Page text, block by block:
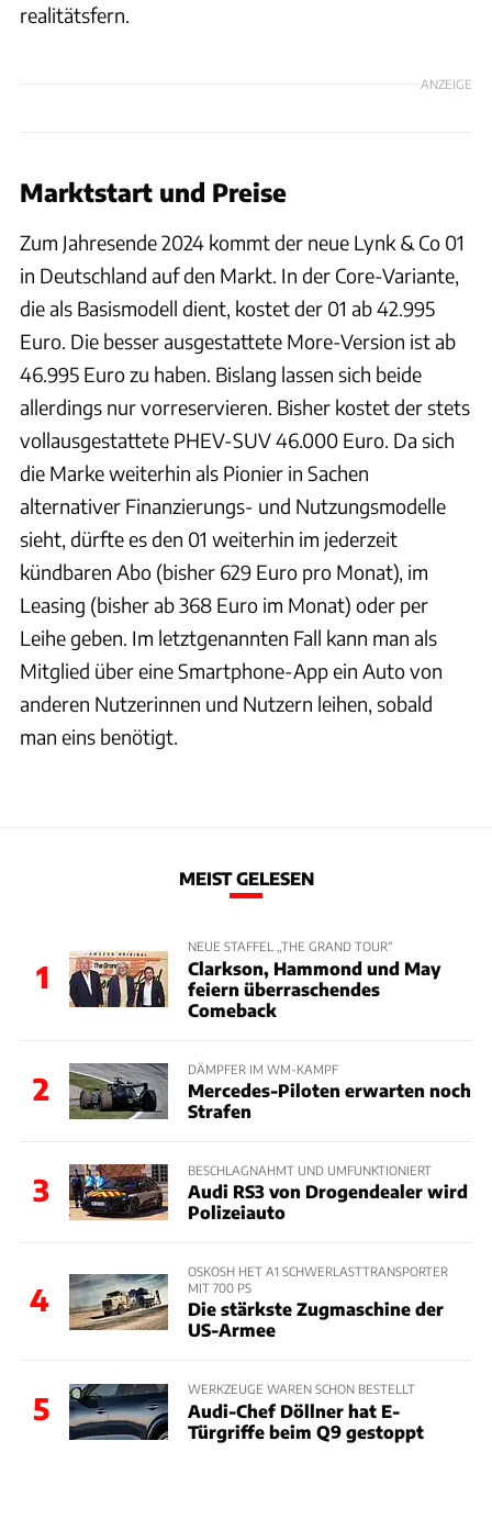
realitätsfern.
ANZEIGE
Marktstart und Preise
Zum Jahresende 2024 kommt der neue Lynk & Co 01
in Deutschland auf den Markt. In der Core-Variante,
die als Basismodell dient, kostet der 01 ab 42.995
Euro. Die besser ausgestattete More-Version ist ab
46.995 Euro zu haben. Bislang lassen sich beide
allerdings nur vorreservieren. Bisher kostet der stets
vollausgestattete PHEV-SUV 46.000 Euro. Da sich
die Marke weiterhin als Pionier in Sachen
alternativer Finanzierungs- und Nutzungsmodelle
sieht, dürfte es den 01 weiterhin im jederzeit
kündbaren Abo (bisher 629 Euro pro Monat), im
Leasing (bisher ab 368 Euro im Monat) oder per
Leihe geben. Im letztgenannten Fall kann man als
Mitglied über eine Smartphone-App ein Auto von
anderen Nutzerinnen und Nutzern leihen, sobald
man eins benötigt.
MEIST GELESEN
1
NEUE STAFFEL „THE GRAND TOUR“
Clarkson, Hammond und May
feiern überraschendes
Comeback
2
DÄMPFER IM WM-KAMPF
Mercedes-Piloten erwarten noch
Strafen
3
BESCHLAGNAHMT UND UMFUNKTIONIERT
Audi RS3 von Drogendealer wird
Polizeiauto
4
OSKOSH HET A1 SCHWERLASTTRANSPORTER
MIT 700 PS
Die stärkste Zugmaschine der
US-Armee
5
WERKZEUGE WAREN SCHON BESTELLT
Audi-Chef Döllner hat E-
Türgriffe beim Q9 gestoppt